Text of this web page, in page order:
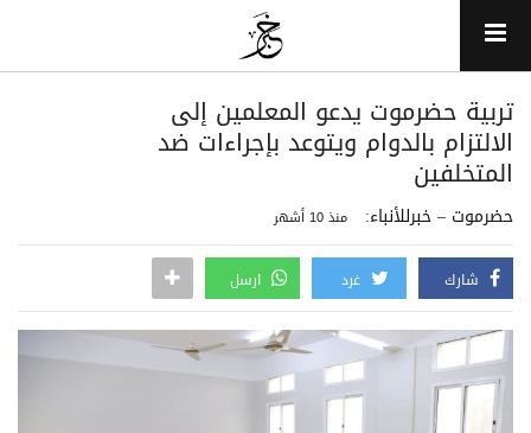
تربية حضرموت يدعو المعلمين إلى
الالتزام بالدوام ويتوعد بإجراءات ضد
المتخلفين
حضرموت – خبرللأنباء: منذ 10 أشهر
شارك غرد ارسل